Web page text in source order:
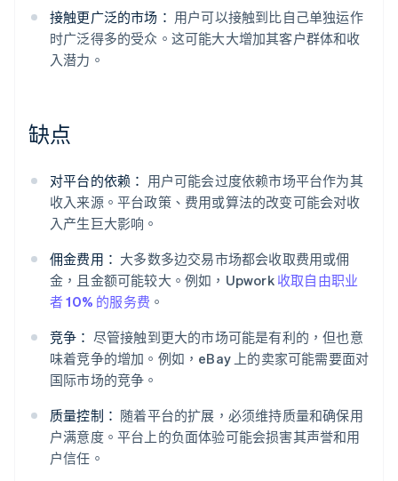
接触更广泛的市场： 用户可以接触到比自己单独运作
时广泛得多的受众。这可能大大增加其客户群体和收
入潜力。
缺点
对平台的依赖： 用户可能会过度依赖市场平台作为其
收入来源。平台政策、费用或算法的改变可能会对收
入产生巨大影响。
佣金费用： 大多数多边交易市场都会收取费用或佣
金，且金额可能较大。例如，Upwork 收取自由职业
者 10% 的服务费 。
竞争： 尽管接触到更大的市场可能是有利的，但也意
味着竞争的增加。例如，eBay 上的卖家可能需要面对
国际市场的竞争。
质量控制： 随着平台的扩展，必须维持质量和确保用
户满意度。平台上的负面体验可能会损害其声誉和用
户信任。